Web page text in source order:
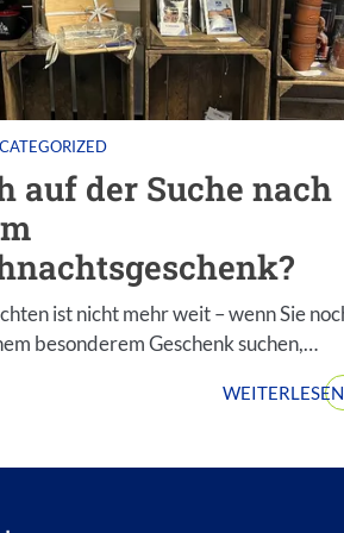
auf der Suche nach
ist nicht mehr weit – wenn Sie
besonderem Geschenk suchen,…
WEITERLESEN